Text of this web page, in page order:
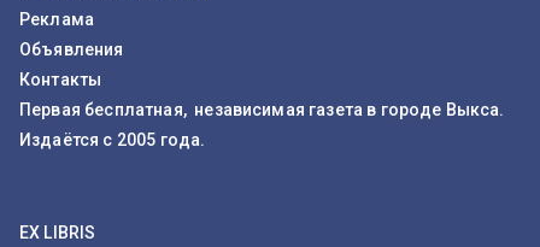
Реклама
Объявления
Контакты
Первая бесплатная, независимая газета в городе Выкса.
Издаётся с 2005 года.
EX LIBRIS